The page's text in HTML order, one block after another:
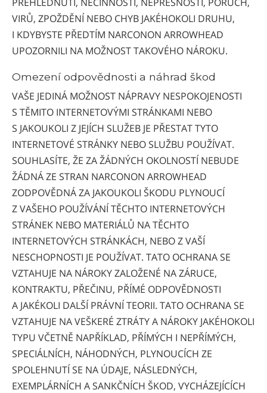
VIRŮ, ZPOŽDĚNÍ NEBO CHYB JAKÉHOKOLI DRUHU,
I KDYBYSTE PŘEDTÍM NARCONON ARROWHEAD
UPOZORNILI NA MOŽNOST TAKOVÉHO NÁROKU.
Omezení odpovědnosti a náhrad škod
VAŠE JEDINÁ MOŽNOST NÁPRAVY NESPOKOJENOSTI
S TĚMITO INTERNETOVÝMI STRÁNKAMI NEBO
S JAKOUKOLI Z JEJÍCH SLUŽEB JE PŘESTAT TYTO
INTERNETOVÉ STRÁNKY NEBO SLUŽBU POUŽÍVAT.
SOUHLASÍTE, ŽE ZA ŽÁDNÝCH OKOLNOSTÍ NEBUDE
ŽÁDNÁ ZE STRAN NARCONON ARROWHEAD
ZODPOVĚDNÁ ZA JAKOUKOLI ŠKODU PLYNOUCÍ
Z VAŠEHO POUŽÍVÁNÍ TĚCHTO INTERNETOVÝCH
STRÁNEK NEBO MATERIÁLŮ NA TĚCHTO
INTERNETOVÝCH STRÁNKÁCH, NEBO Z VAŠÍ
NESCHOPNOSTI JE POUŽÍVAT. TATO OCHRANA SE
VZTAHUJE NA NÁROKY ZALOŽENÉ NA ZÁRUCE,
KONTRAKTU, PŘEČINU, PŘÍMÉ ODPOVĚDNOSTI
A JAKÉKOLI DALŠÍ PRÁVNÍ TEORII. TATO OCHRANA SE
VZTAHUJE NA VEŠKERÉ ZTRÁTY A NÁROKY JAKÉHOKOLI
TYPU VČETNĚ NAPŘÍKLAD, PŘÍMÝCH I NEPŘÍMÝCH,
SPECIÁLNÍCH, NÁHODNÝCH, PLYNOUCÍCH ZE
SPOLEHNUTÍ SE NA ÚDAJE, NÁSLEDNÝCH,
EXEMPLÁRNÍCH A SANKČNÍCH ŠKOD, VYCHÁZEJÍCÍCH